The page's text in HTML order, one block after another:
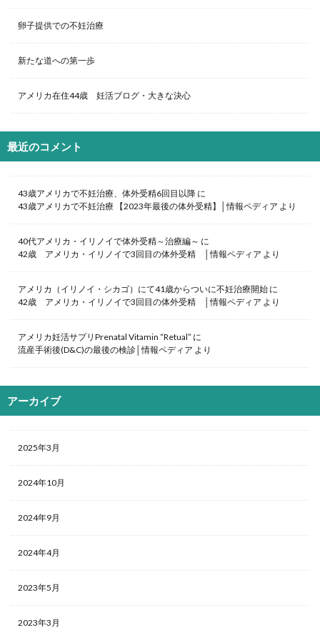
卵子提供での不妊治療
新たな道への第一歩
アメリカ在住44歳 妊活ブログ・大きな決心
最近のコメント
43歳アメリカで不妊治療、体外受精6回目以降 に
43歳アメリカで不妊治療 【2023年最後の体外受精】│情報ペディア より
40代アメリカ・イリノイで体外受精～治療編～ に
42歳 アメリカ・イリノイで3回目の体外受精 │情報ペディア より
アメリカ（イリノイ・シカゴ）にて41歳からついに不妊治療開始 に
42歳 アメリカ・イリノイで3回目の体外受精 │情報ペディア より
アメリカ妊活サプリPrenatal Vitamin “Retual” に
流産手術後(D&C)の最後の検診│情報ペディア より
アーカイブ
2025年3月
2024年10月
2024年9月
2024年4月
2023年5月
2023年3月